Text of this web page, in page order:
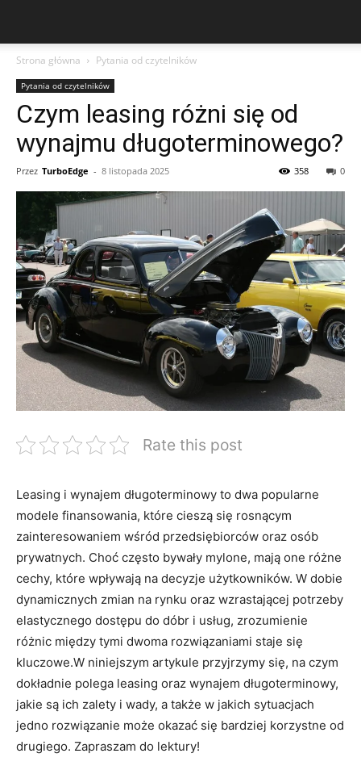
Strona główna Pytania od czytelników
Pytania od czytelników
Czym leasing różni się od
wynajmu długoterminowego?
Przez TurboEdge - 8 listopada 2025 0
358
Rate this post
Leasing i ⁣wynajem⁢ długoterminowy to ⁤dwa popularne​
modele finansowania, które ⁢cieszą się rosnącym
zainteresowaniem wśród przedsiębiorców oraz osób
prywatnych. Choć często bywały mylone, mają one różne
cechy, które wpływają na ⁤decyzje użytkowników.⁢ W dobie
dynamicznych zmian​ na rynku oraz wzrastającej potrzeby
elastycznego‌ dostępu do⁤ dóbr i usług, ⁢zrozumienie
różnic między tymi dwoma rozwiązaniami staje się
kluczowe.W niniejszym‍ artykule przyjrzymy ⁣się, na⁢ czym
dokładnie polega leasing oraz‍ wynajem⁢ długoterminowy,
⁢jakie są ich⁣ zalety‍ i ‍wady, a także w jakich sytuacjach
jedno‌ rozwiązanie może okazać się bardziej ‌korzystne od
drugiego. ⁤Zapraszam do​ lektury!